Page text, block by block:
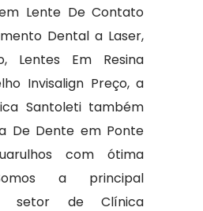
Lente De Contato
Dental a Laser,
Lentes Em Resina
Invisalign Preço, a
Santoleti também
De Dente em Ponte
com ótima
a principal
setor de Clínica